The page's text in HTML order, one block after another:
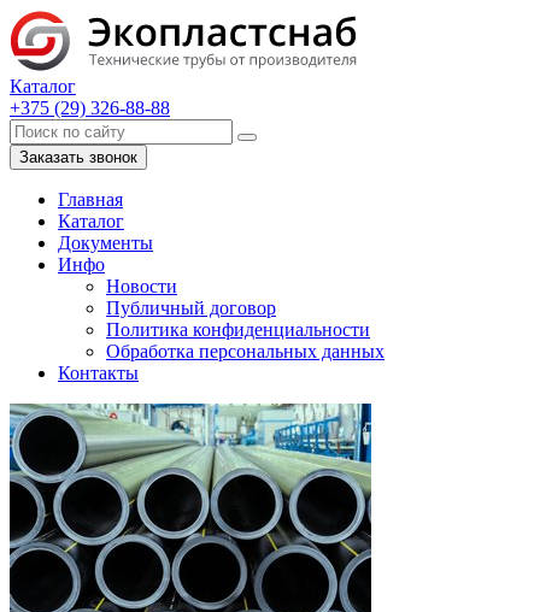
Каталог
+375 (29) 326-88-88
Заказать звонок
Главная
Каталог
Документы
Инфо
Новости
Публичный договор
Политика конфиденциальности
Обработка персональных данных
Контакты